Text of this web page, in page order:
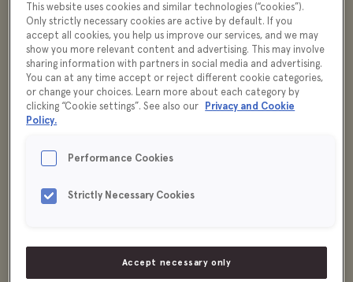
Testa att använda koreanska chiliflingor som
smaksättare i kimchi, marinader, dressingar och
dippsåser.
This website uses cookies and similar technologies (“cookies”).
Only strictly necessary cookies are active by default. If you
accept all cookies, you help us improve our services, and we may
show you more relevant content and advertising. This may involve
sharing information with partners in social media and advertising.
You can at any time accept or reject different cookie categories,
or change your choices. Learn more about each category by
clicking “Cookie settings”. See also our Privacy and Cookie
Policy.
Performance Cookies
Strictly Necessary Cookies
Accept necessary only